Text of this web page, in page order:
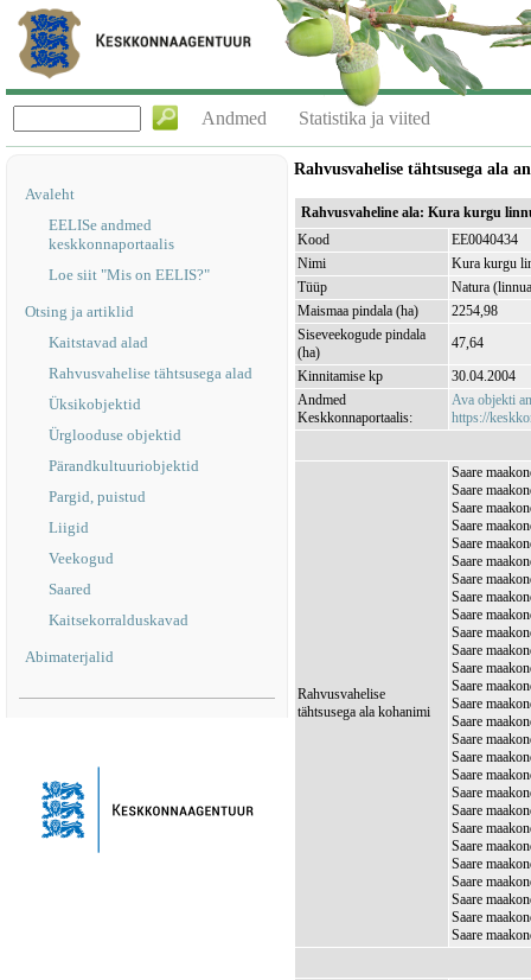
Andmed Statistika ja viited
Avaleht
EELISe andmed
keskkonnaportaalis
Loe siit "Mis on EELIS?"
Otsing ja artiklid
Kaitstavad alad
Rahvusvahelise tähtsusega alad
Üksikobjektid
Ürglooduse objektid
Pärandkultuuriobjektid
Pargid, puistud
Liigid
Veekogud
Saared
Kaitsekorralduskavad
Abimaterjalid
Rahvusvahelise tähtsusega ala
Rahvusvaheline ala: Kura kurgu
Kood
EE0040434
Nimi
Kura kurgu
Tüüp
Natura
Maismaa pindala (ha)
2254,98
Siseveekogude pindala
(ha)
47,64
Kinnitamise kp
30.04.2004
Andmed
Keskkonnaportaalis:
Ava objekti
https://
Rahvusvahelise
tähtsusega ala kohanimi
Saare
Saare
Saare
Saare
Saare
Saare
Saare
Saare
Saare
Saare
Saare
Saare
Saare
Saare
Saare
Saare
Saare
Saare
Saare
Saare
Saare
Saare
Saare
Saare
Saare
Saare
Saare